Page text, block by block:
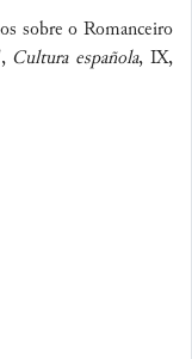
sobre o Romanceiro
Cultura española, IX,